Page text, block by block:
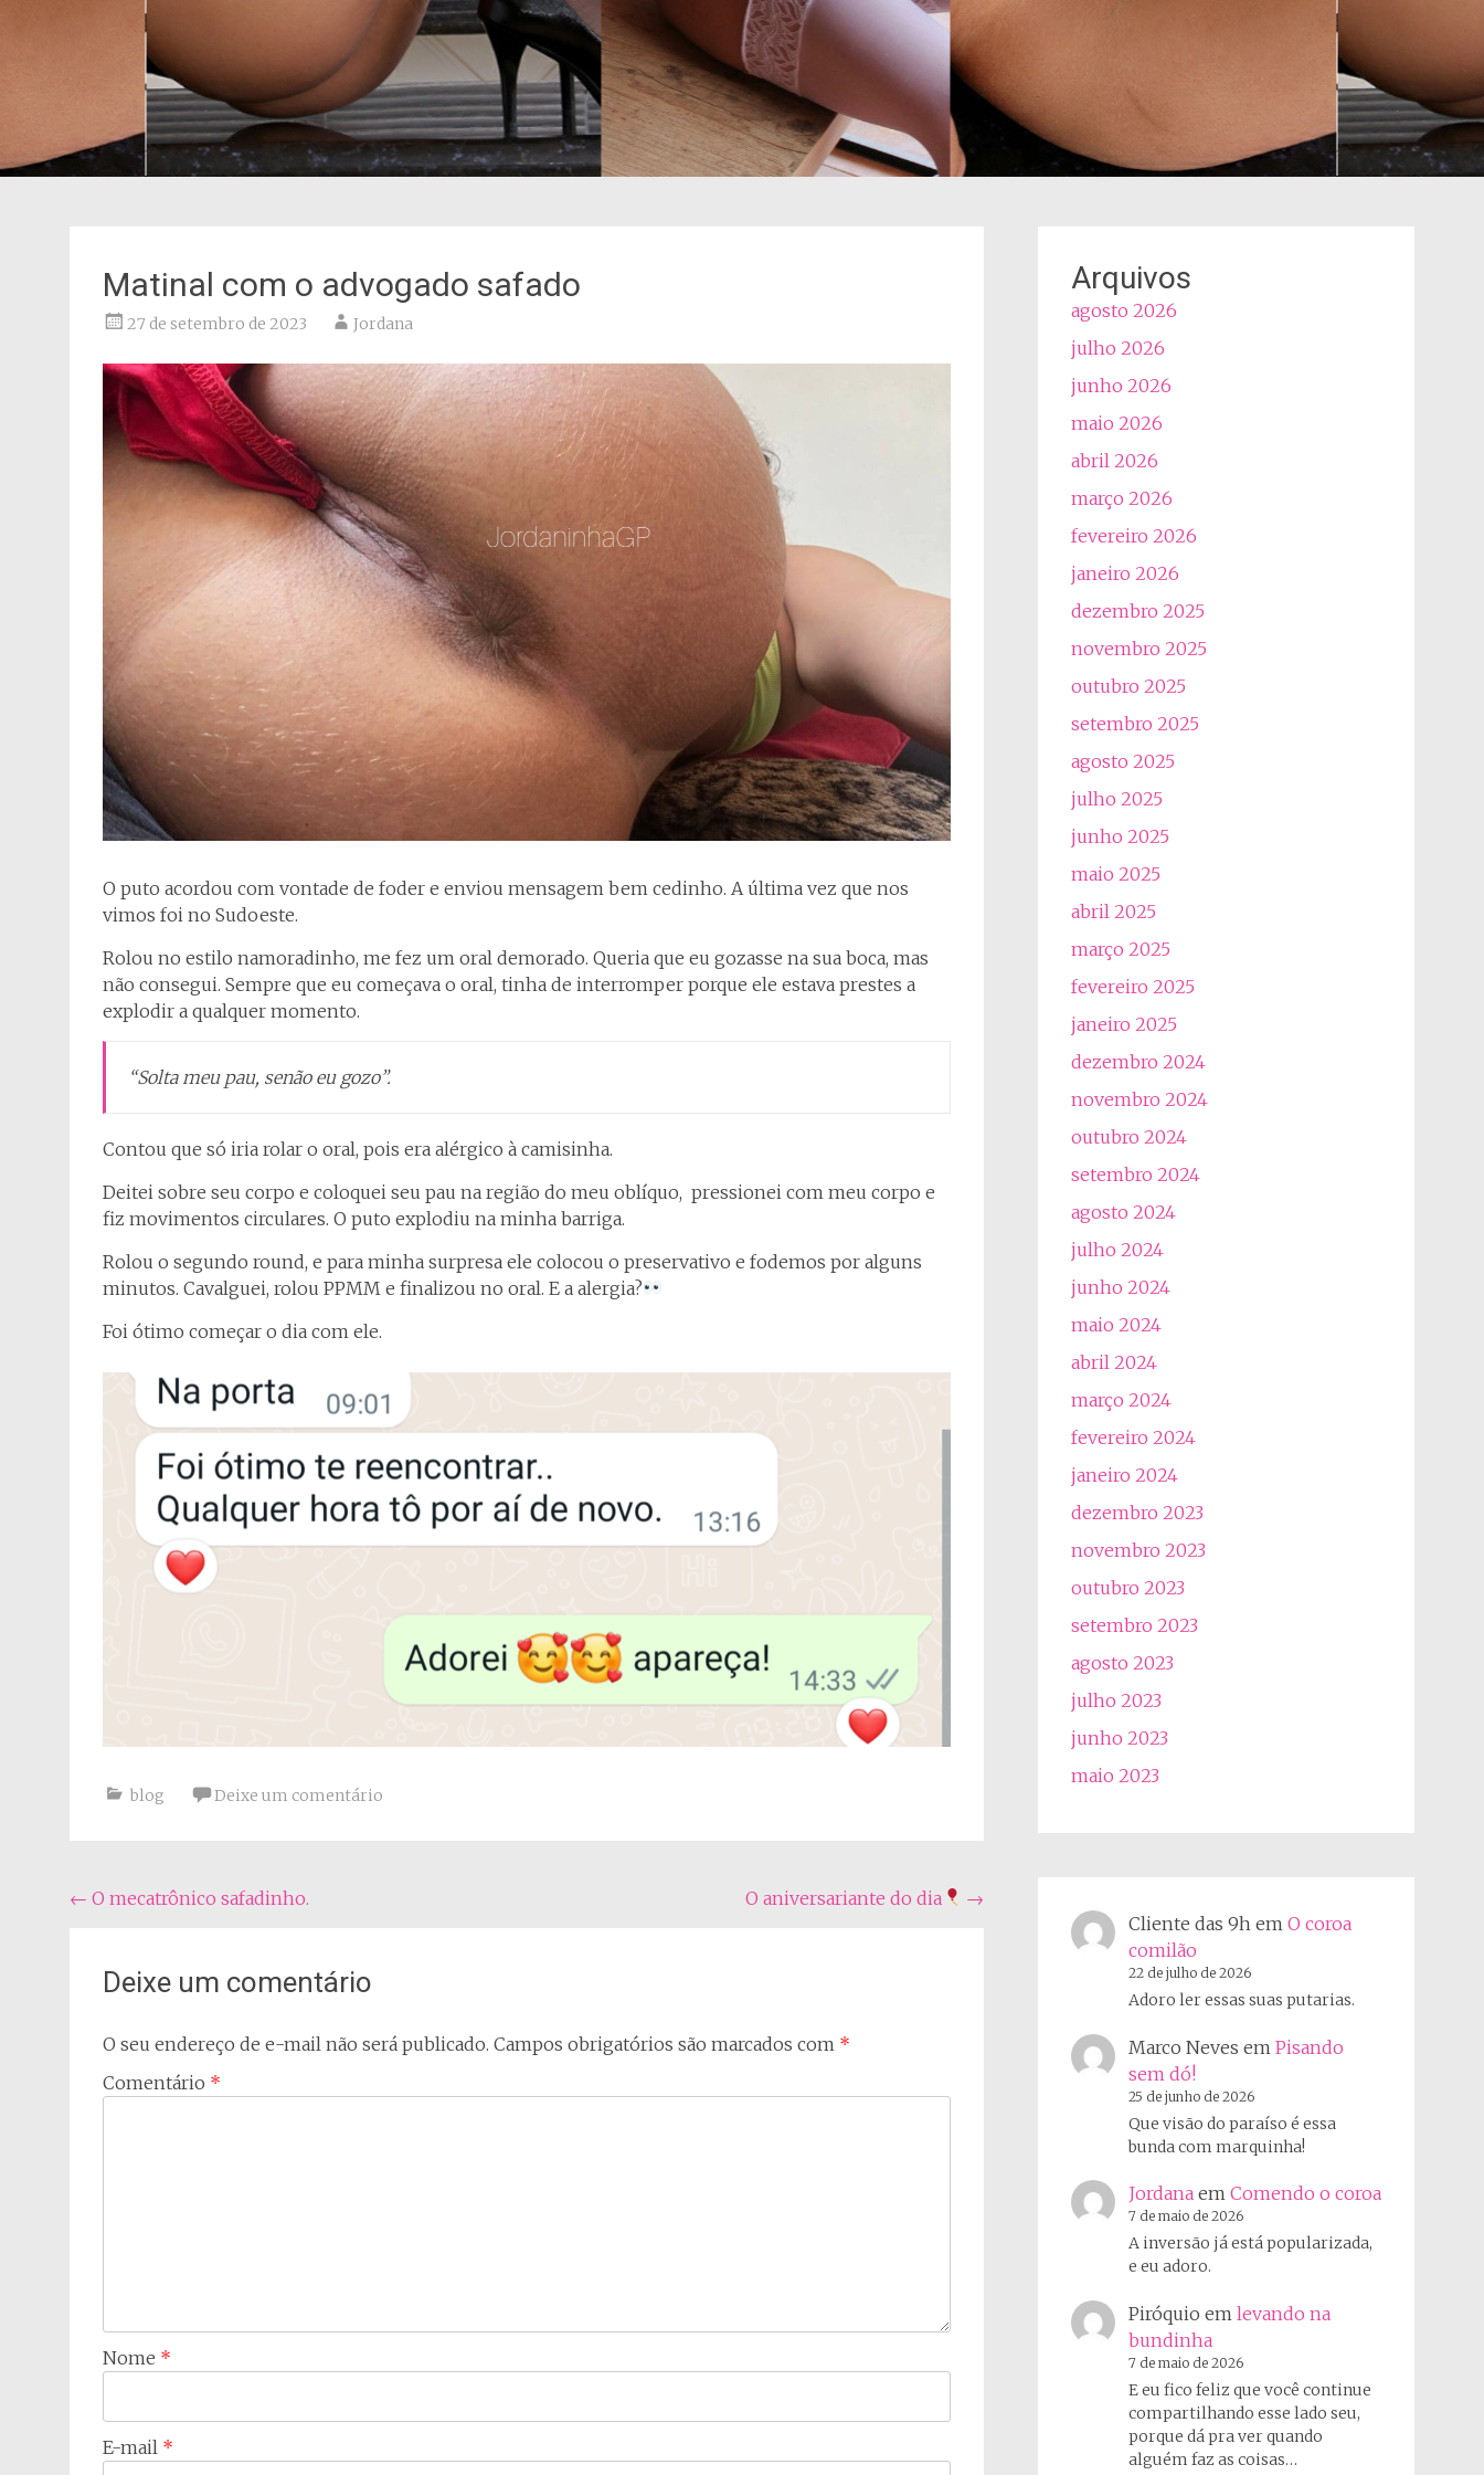
Matinal com o advogado safado
27 de setembro de 2023 Jordana
O puto acordou com vontade de foder e enviou mensagem bem cedinho. A última vez que nos
vimos foi no Sudoeste.
Rolou no estilo namoradinho, me fez um oral demorado. Queria que eu gozasse na sua boca, mas
não consegui. Sempre que eu começava o oral, tinha de interromper porque ele estava prestes a
explodir a qualquer momento.
“Solta meu pau, senão eu gozo”.
Contou que só iria rolar o oral, pois era alérgico à camisinha.
Deitei sobre seu corpo e coloquei seu pau na região do meu oblíquo, pressionei com meu corpo e
fiz movimentos circulares. O puto explodiu na minha barriga.
Rolou o segundo round, e para minha surpresa ele colocou o preservativo e fodemos por alguns
minutos. Cavalguei, rolou PPMM e finalizou no oral. E a alergia?
Foi ótimo começar o dia com ele.
blog Deixe um comentário
Navegação
post
← O mecatrônico safadinho. O aniversariante do dia →
Deixe um comentário
O seu endereço de e-mail não será publicado. Campos obrigatórios são marcados com *
Comentário *
Nome *
E-mail *
Arquivos
agosto 2026
julho 2026
junho 2026
maio 2026
abril 2026
março 2026
fevereiro 2026
janeiro 2026
dezembro 2025
novembro 2025
outubro 2025
setembro 2025
agosto 2025
julho 2025
junho 2025
maio 2025
abril 2025
março 2025
fevereiro 2025
janeiro 2025
dezembro 2024
novembro 2024
outubro 2024
setembro 2024
agosto 2024
julho 2024
junho 2024
maio 2024
abril 2024
março 2024
fevereiro 2024
janeiro 2024
dezembro 2023
novembro 2023
outubro 2023
setembro 2023
agosto 2023
julho 2023
junho 2023
maio 2023
Cliente das 9hem O coroa
comilão
22 de julho de 2026
Adoro ler essas suas putarias.
Marco Neves em Pisando
sem dó!
25 de junho de 2026
Que visão do paraíso é essa
bunda com marquinha!
Jordanaem Comendo o coroa
7 de maio de 2026
A inversão já está popularizada,
e eu adoro.
Piróquio em levando na
bundinha
7 de maio de 2026
E eu fico feliz que você continue
compartilhando esse lado seu,
porque dá pra ver quando
alguém faz as coisas…